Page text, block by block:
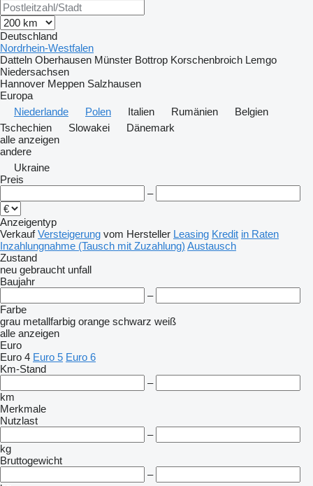
Deutschland
Nordrhein-Westfalen
Datteln Oberhausen Münster Bottrop Korschenbroich Lemgo
Niedersachsen
Hannover Meppen Salzhausen
Europa
Niederlande
Polen Italien Rumänien
Belgien
Tschechien
Slowakei
Dänemark
alle anzeigen
andere
Ukraine
Preis
–
Anzeigentyp
Verkauf Versteigerung vom Hersteller Leasing Kredit in Raten
Inzahlungnahme (Tausch mit Zuzahlung) Austausch
Zustand
neu gebraucht unfall
Baujahr
–
Farbe
grau metallfarbig orange schwarz weiß
alle anzeigen
Euro
Euro 4 Euro 5 Euro 6
Km-Stand
–
km
Merkmale
Nutzlast
–
kg
Bruttogewicht
–